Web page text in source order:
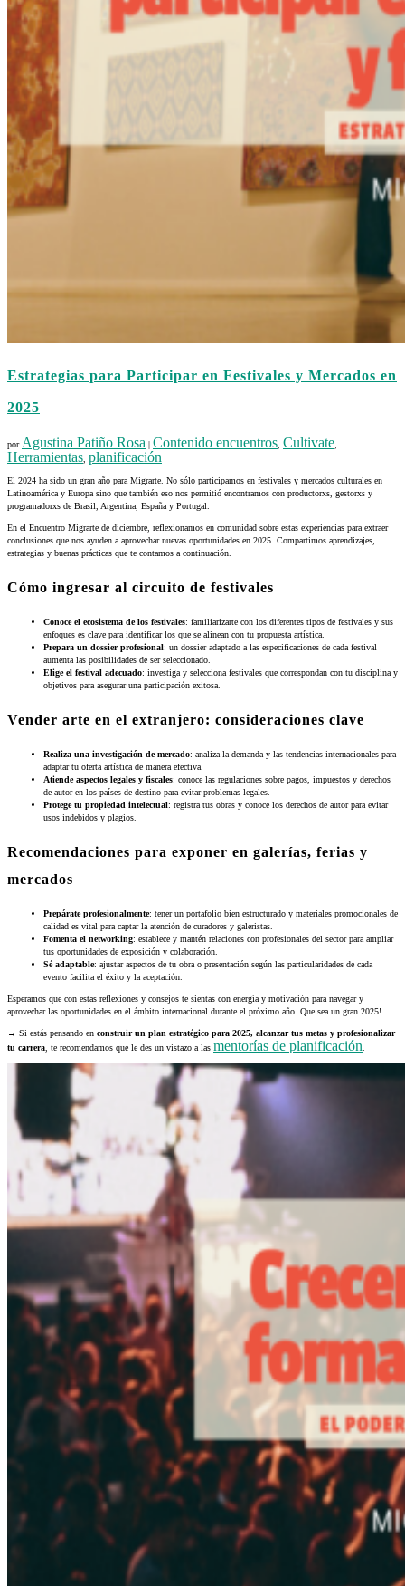
Estrategias para Participar en Festivales y Mercados en
2025
por Agustina Patiño Rosa Contenido encuentros, Cultivate,
Herramientas, planificación
El 2024 ha sido un gran año para Migrarte. No sólo participamos en festivales y mercados culturales en
Latinoamérica y Europa sino que también eso nos permitió encontramos con productorxs, gestorxs y
programadorxs de Brasil, Argentina, España y Portugal.
En el Encuentro Migrarte de diciembre, reflexionamos en comunidad sobre estas experiencias para extraer
conclusiones que nos ayuden a aprovechar nuevas oportunidades en 2025. Compartimos aprendizajes,
estrategias y buenas prácticas que te contamos a continuación.
Cómo ingresar al circuito de festivales
Conoce el ecosistema de los festivales: familiarizarte con los diferentes tipos de festivales y sus
enfoques es clave para identificar los que se alinean con tu propuesta artística.
Prepara un dossier profesional: un dossier adaptado a las especificaciones de cada festival
aumenta las posibilidades de ser seleccionado.
Elige el festival adecuado: investiga y selecciona festivales que correspondan con tu disciplina y
objetivos para asegurar una participación exitosa.
Vender arte en el extranjero: consideraciones clave
Realiza una investigación de mercado: analiza la demanda y las tendencias internacionales para
adaptar tu oferta artística de manera efectiva.
Atiende aspectos legales y fiscales: conoce las regulaciones sobre pagos, impuestos y derechos
de autor en los países de destino para evitar problemas legales.
Protege tu propiedad intelectual: registra tus obras y conoce los derechos de autor para evitar
usos indebidos y plagios.
Recomendaciones para exponer en galerías, ferias y
mercados
Prepárate profesionalmente: tener un portafolio bien estructurado y materiales promocionales de
calidad es vital para captar la atención de curadores y galeristas.
Fomenta el networking: establece y mantén relaciones con profesionales del sector para ampliar
tus oportunidades de exposición y colaboración.
Sé adaptable: ajustar aspectos de tu obra o presentación según las particularidades de cada
evento facilita el éxito y la aceptación.
Esperamos que con estas reflexiones y consejos te sientas con energía y motivación para navegar y
aprovechar las oportunidades en el ámbito internacional durante el próximo año. Que sea un gran 2025!
→ Si estás pensando en construir un plan estratégico para 2025, alcanzar tus metas y profesionalizar
tu carrera, te recomendamos que le des un vistazo a las mentorías de planificación.